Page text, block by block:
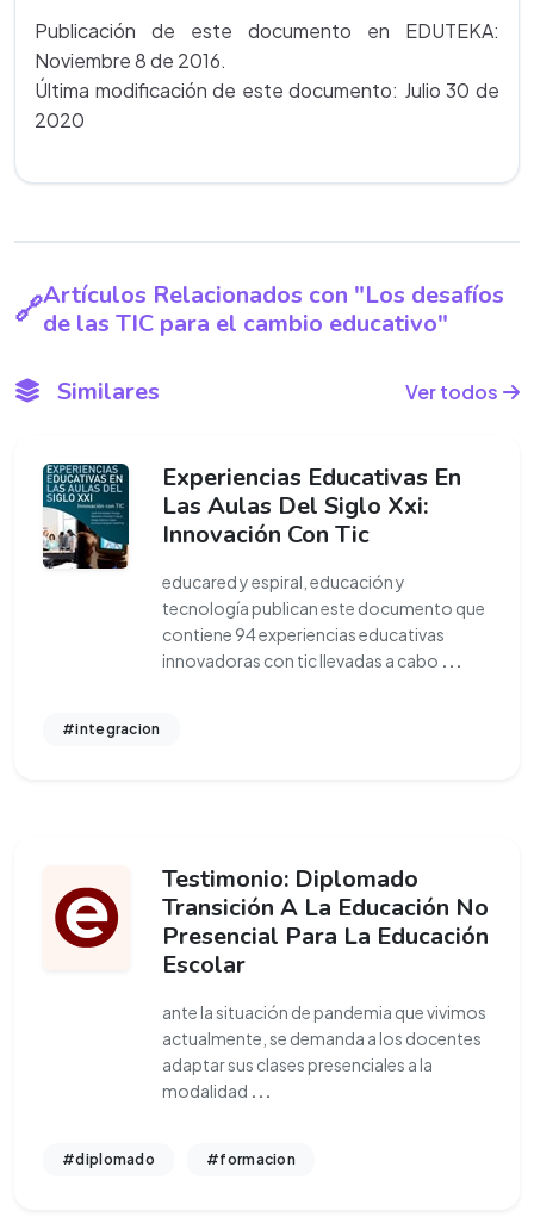
Publicación de este documento en EDUTEKA:
Noviembre 8 de 2016.
Última modificación de este documento: Julio 30 de
2020
Artículos Relacionados con "Los desafíos
de las TIC para el cambio educativo"
Similares Ver todos
Experiencias Educativas En
Las Aulas Del Siglo Xxi:
Innovación Con Tic
educared y espiral, educación y
tecnología publican este documento que
contiene 94 experiencias educativas
innovadoras con tic llevadas a cabo ...
#integracion
Testimonio: Diplomado
Transición A La Educación No
Presencial Para La Educación
Escolar
ante la situación de pandemia que vivimos
actualmente, se demanda a los docentes
adaptar sus clases presenciales a la
modalidad ...
#diplomado #formacion